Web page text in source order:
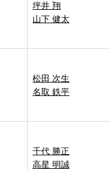
坪井 翔
山下 健太
松田 次生
名取 鉄平
千代 勝正
高星 明誠